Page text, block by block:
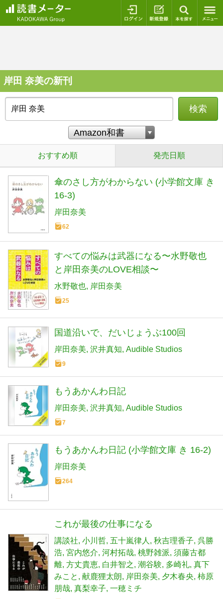
ログイン 新規登録
岸田 奈美の新刊
検索
おすすめ順 発売日順
傘のさし方がわからない (小学館文庫 き
16-3)
岸田奈美
62
すべての悩みは武器になる〜水野敬也
と岸田奈美のLOVE相談〜
水野敬也 岸田奈美
25
国道沿いで、だいじょうぶ100回
岸田奈美 沢井真知 Audible Studios
9
もうあかんわ日記
岸田奈美 沢井真知 Audible Studios
7
もうあかんわ日記 (小学館文庫 き 16-2)
岸田奈美
264
これが最後の仕事になる
講談社 小川哲 五十嵐律人 秋吉理香子 呉勝
浩 宮内悠介 河村拓哉 桃野雑派 須藤古都
離 方丈貴恵 白井智之 潮谷験 多崎礼 真下
みこと
献鹿狸太朗 岸田奈美 夕木春央 柿原
朋哉 真梨幸子 一穂ミチ